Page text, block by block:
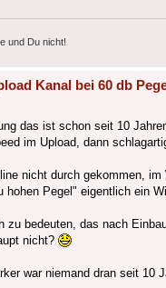
und Du nicht!
Kanal bei 60 db
das ist schon seit 10
im Upload, dann
nicht durch gekommen,
hohen Pegel" eigentlich ein
zu bedeuten, das nach
nicht?
war niemand dran seit 10